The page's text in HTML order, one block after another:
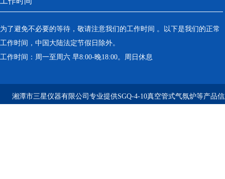
为了避免不必要的等待，敬请注意我们的工作时间 。以下是我们的正常
工作时间，中国大陆法定节假日除外。
工作时间：周一至周六 早8:00-晚18:00。周日休息
湘潭市三星仪器有限公司专业提供SGQ-4-10真空管式气氛炉等产品